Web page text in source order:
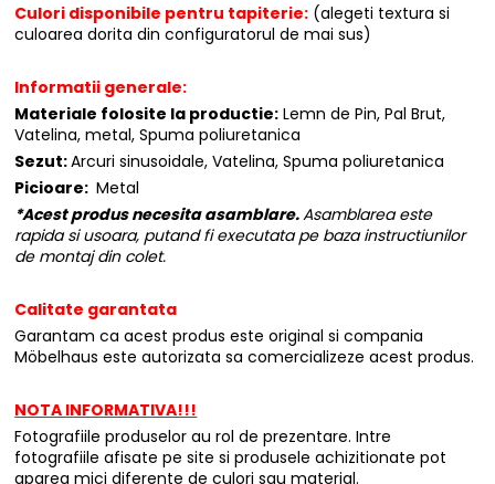
Culori disponibile pentru tapiterie: (alegeti textura si
culoarea dorita din configuratorul de mai sus)
Informatii generale:
Materiale folosite la productie: Lemn de Pin, Pal Brut,
Vatelina, metal, Spuma poliuretanica
Sezut:Arcuri sinusoidale, Vatelina, Spuma poliuretanica
Picioare: Metal
*Acest produs necesita asamblare.Asamblarea este
rapida si usoara, putand fi executata pe baza instructiunilor
de montaj din colet.
Calitate garantata
Garantam ca acest produs este original si compania
Möbelhaus este autorizata sa comercializeze acest produs.
NOTA INFORMATIVA!!!
Fotografiile produselor au rol de prezentare. Intre
fotografiile afisate pe site si produsele achizitionate pot
aparea mici diferente de culori sau material.